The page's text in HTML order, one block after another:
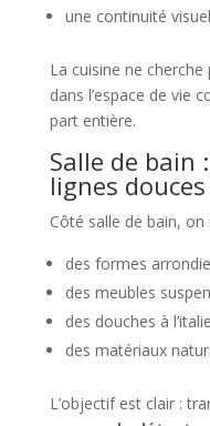
une continuité
La cuisine ne cherche
dans l’espace de vie
part entière.
Salle de bain
lignes douces
Côté salle de bain, on
des formes
des meubles
des douches à
des matériaux
L’objectif est clair :